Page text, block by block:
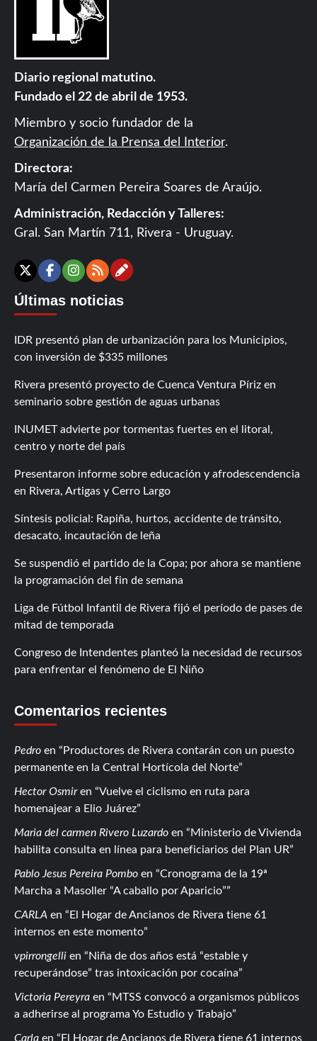
Diario regional matutino.
Fundado el 22 de abril de 1953.
Miembro y socio fundador de la
Organización de la Prensa del Interior.
Directora:
María del Carmen Pereira Soares de Araújo.
Administración, Redacción y Talleres:
Gral. San Martín 711, Rivera - Uruguay.
X Facebook
Instagram
RSSContáctanos
Últimas noticias
IDR presentó plan de urbanización para los Municipios,
con inversión de $335 millones
Rivera presentó proyecto de Cuenca Ventura Píriz en
seminario sobre gestión de aguas urbanas
INUMET advierte por tormentas fuertes en el litoral,
centro y norte del país
Presentaron informe sobre educación y afrodescendencia
en Rivera, Artigas y Cerro Largo
Síntesis policial: Rapiña, hurtos, accidente de tránsito,
desacato, incautación de leña
Se suspendió el partido de la Copa; por ahora se mantiene
la programación del fin de semana
Liga de Fútbol Infantil de Rivera fijó el período de pases de
mitad de temporada
Congreso de Intendentes planteó la necesidad de recursos
para enfrentar el fenómeno de El Niño
Comentarios recientes
Pedro en
Productores de Rivera contarán con un puesto
permanente en la Central Hortícola del Norte
Hector Osmiren
Vuelve el ciclismo en ruta para
homenajear a Elio Juárez
Maria del carmen Rivero Luzardo en
Ministerio de Vivienda
habilita consulta en línea para beneficiarios del Plan UR
Pablo Jesus Pereira Pombo en
Cronograma de la 19ª
Marcha a Masoller “A caballo por Aparicio”
CARLA en
El Hogar de Ancianos de Rivera tiene 61
internos en este momento
vpirrongelli en
Niña de dos años está “estable y
recuperándose” tras intoxicación por cocaína
Victoria Pereyra en
MTSS convocó a organismos públicos
a adherirse al programa Yo Estudio y Trabajo
Carla en El Hogar de Ancianos de Rivera tiene 61 internos